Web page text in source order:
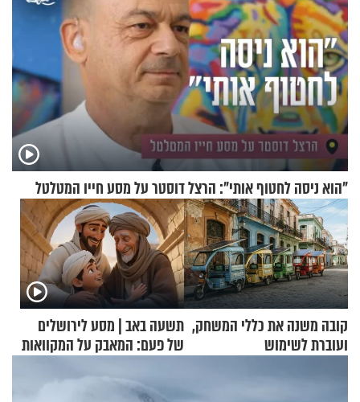
"הוא ניסה לחטוף אותי": הרצל דוסטר על מסע חייו המטלטל
קובה משנה את כללי המשחק,
ועוברת לשימוש
תשעה באב | מסע לירושלים
של פעם: המאבק על המקוואות